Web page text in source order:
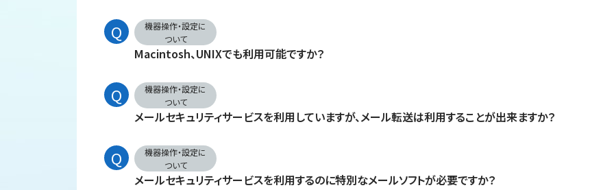
機器操作・設定に
ついて
Macintosh、UNIXでも利用可能ですか？
機器操作・設定に
ついて
メールセキュリティサービスを利用していますが、メール転送は利用することが出来ますか？
機器操作・設定に
ついて
メールセキュリティサービスを利用するのに特別なメールソフトが必要ですか？